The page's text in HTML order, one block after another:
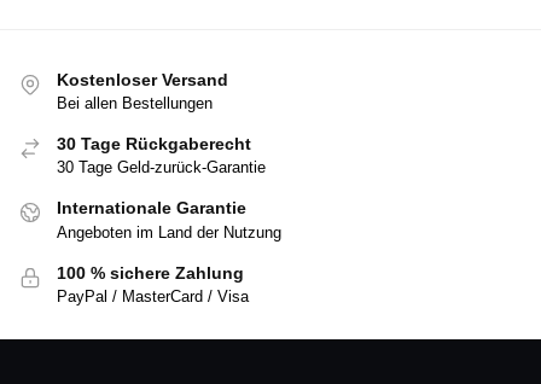
Kostenloser Versand
Bei allen Bestellungen
30 Tage Rückgaberecht
30 Tage Geld-zurück-Garantie
Internationale Garantie
Angeboten im Land der Nutzung
100 % sichere Zahlung
PayPal / MasterCard / Visa